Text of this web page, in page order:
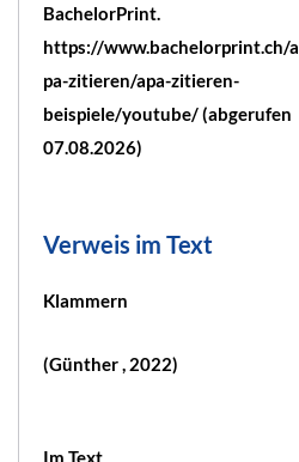
BachelorPrint.
https://www.bachelorprint.ch/a
pa-zitieren/apa-zitieren-
beispiele/youtube/ (abgerufen
07.08.2026)
Verweis im Text
Klammern
(Günther , 2022)
Im Text